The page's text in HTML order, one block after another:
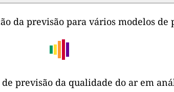
da previsão para vários modelos
previsão da qualidade do ar em